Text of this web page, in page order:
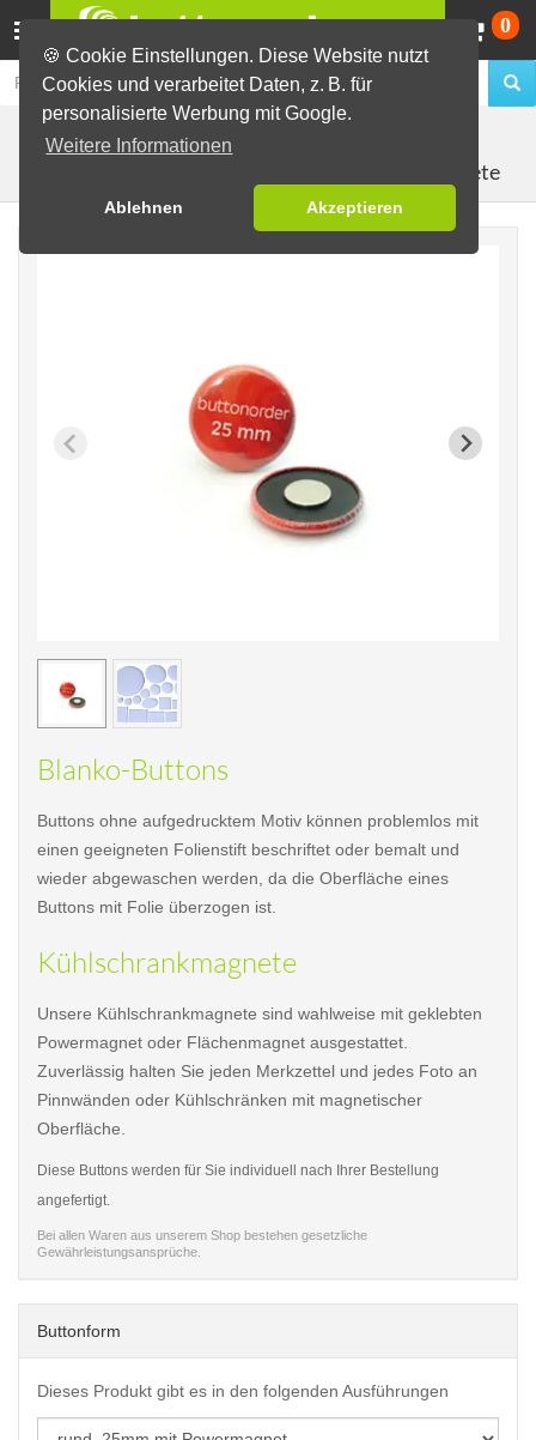
🍪 Cookie Einstellungen. Diese Website nutzt
Cookies und verarbeitet Daten, z. B. für
personalisierte Werbung mit Google.
Weitere Informationen
Ablehnen Akzeptieren
0
Fertig-Sortiment Blanko-Buttons
Kühlschrankmagnete
< /picture>
Blanko-Buttons
Buttons ohne aufgedrucktem Motiv können problemlos mit
einen geeigneten Folienstift beschriftet oder bemalt und
wieder abgewaschen werden, da die Oberfläche eines
Buttons mit Folie überzogen ist.
Kühlschrankmagnete
Unsere Kühlschrankmagnete sind wahlweise mit geklebten
Powermagnet oder Flächenmagnet ausgestattet.
Zuverlässig halten Sie jeden Merkzettel und jedes Foto an
Pinnwänden oder Kühlschränken mit magnetischer
Oberfläche.
Diese Buttons werden für Sie individuell nach Ihrer Bestellung
angefertigt.
Bei allen Waren aus unserem Shop bestehen gesetzliche
Gewährleistungsansprüche.
Buttonform
Dieses Produkt gibt es in den folgenden Ausführungen